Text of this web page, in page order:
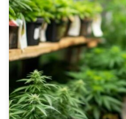
Legalizacja marihuany do
ma wiele zalet. Zamiast
energię na ściganie
branża wykorzystująca
konopny generuje znaczne
sprzedaży towarów, ale za
innych czynników tego […]